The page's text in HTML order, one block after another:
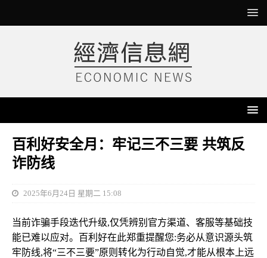
百利好安全月：牢记三不三要 共筑反
诈防线
2025年6月24日 星期二 15:08
当前诈骗手段迭代升级,仅凭辨别官方渠道、客服等基础技
能已难以应对。百利好在此郑重提醒您:务必从意识源头筑
牢防线,将“三不三要”原则转化为行动自觉,才能从根本上远